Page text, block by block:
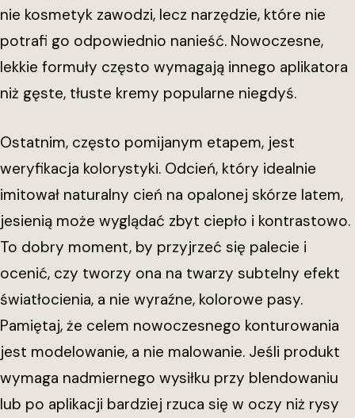
nie kosmetyk zawodzi, lecz narzędzie, które nie
potrafi go odpowiednio nanieść. Nowoczesne,
lekkie formuły często wymagają innego aplikatora
niż gęste, tłuste kremy popularne niegdyś.
Ostatnim, często pomijanym etapem, jest
weryfikacja kolorystyki. Odcień, który idealnie
imitował naturalny cień na opalonej skórze latem,
jesienią może wyglądać zbyt ciepło i kontrastowo.
To dobry moment, by przyjrzeć się palecie i
ocenić, czy tworzy ona na twarzy subtelny efekt
światłocienia, a nie wyraźne, kolorowe pasy.
Pamiętaj, że celem nowoczesnego konturowania
jest modelowanie, a nie malowanie. Jeśli produkt
wymaga nadmiernego wysiłku przy blendowaniu
lub po aplikacji bardziej rzuca się w oczy niż rysy